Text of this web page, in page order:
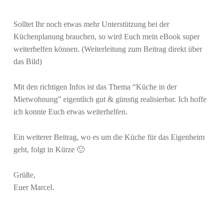
Solltet Ihr noch etwas mehr Unterstützung bei der
Küchenplanung brauchen, so wird Euch mein eBook super
weiterhelfen können. (Weiterleitung zum Beitrag direkt über
das Bild)
Mit den richtigen Infos ist das Thema “Küche in der
Mietwohnung” eigentlich gut & günstig realisierbar. Ich hoffe
ich konnte Euch etwas weiterhelfen.
Ein weiterer Beitrag, wo es um die Küche für das Eigenheim
geht, folgt in Kürze 🙂
Grüße,
Euer Marcel.